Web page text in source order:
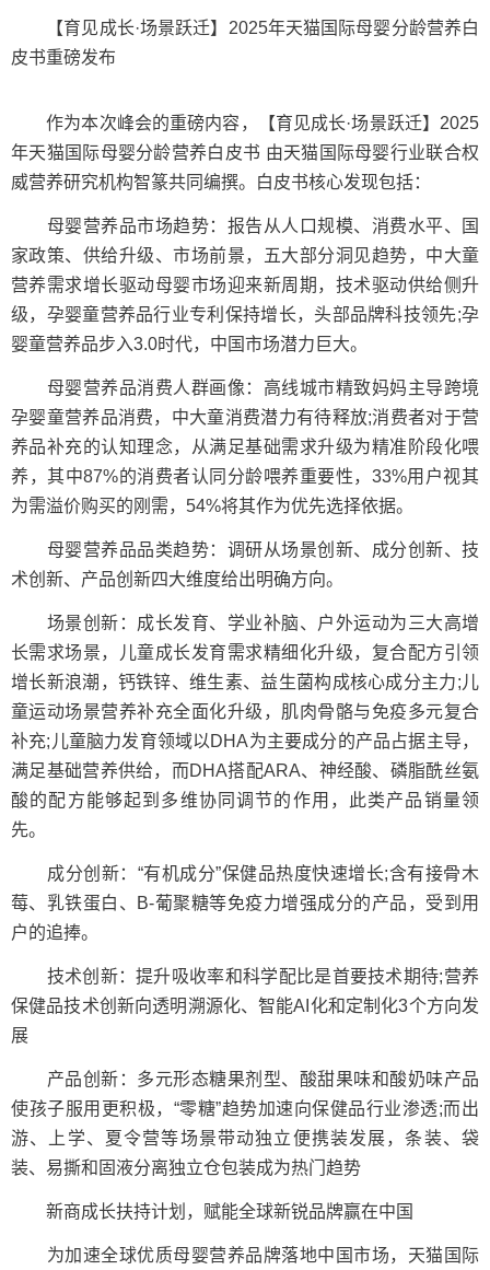
【育见成长·场景跃迁】2025年天猫国际母婴分龄营养白
皮书重磅发布
作为本次峰会的重磅内容，【育见成长·场景跃迁】2025
年天猫国际母婴分龄营养白皮书 由天猫国际母婴行业联合权
威营养研究机构智篆共同编撰。白皮书核心发现包括：
母婴营养品市场趋势：报告从人口规模、消费水平、国
家政策、供给升级、市场前景，五大部分洞见趋势，中大童
营养需求增长驱动母婴市场迎来新周期，技术驱动供给侧升
级，孕婴童营养品行业专利保持增长，头部品牌科技领先;孕
婴童营养品步入3.0时代，中国市场潜力巨大。
母婴营养品消费人群画像：高线城市精致妈妈主导跨境
孕婴童营养品消费，中大童消费潜力有待释放;消费者对于营
养品补充的认知理念，从满足基础需求升级为精准阶段化喂
养，其中87%的消费者认同分龄喂养重要性，33%用户视其
为需溢价购买的刚需，54%将其作为优先选择依据。
母婴营养品品类趋势：调研从场景创新、成分创新、技
术创新、产品创新四大维度给出明确方向。
场景创新：成长发育、学业补脑、户外运动为三大高增
长需求场景，儿童成长发育需求精细化升级，复合配方引领
增长新浪潮，钙铁锌、维生素、益生菌构成核心成分主力;儿
童运动场景营养补充全面化升级，肌肉骨骼与免疫多元复合
补充;儿童脑力发育领域以DHA为主要成分的产品占据主导，
满足基础营养供给，而DHA搭配ARA、神经酸、磷脂酰丝氨
酸的配方能够起到多维协同调节的作用，此类产品销量领
先。
成分创新：“有机成分”保健品热度快速增长;含有接骨木
莓、乳铁蛋白、B-葡聚糖等免疫力增强成分的产品，受到用
户的追捧。
技术创新：提升吸收率和科学配比是首要技术期待;营养
保健品技术创新向透明溯源化、智能AI化和定制化3个方向发
展
产品创新：多元形态糖果剂型、酸甜果味和酸奶味产品
使孩子服用更积极，“零糖”趋势加速向保健品行业渗透;而出
游、上学、夏令营等场景带动独立便携装发展，条装、袋
装、易撕和固液分离独立仓包装成为热门趋势
新商成长扶持计划，赋能全球新锐品牌赢在中国
为加速全球优质母婴营养品牌落地中国市场，天猫国际